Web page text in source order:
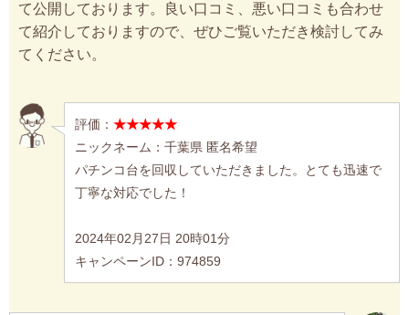
て公開しております。良い口コミ、悪い口コミも合わせ
て紹介しておりますので、ぜひご覧いただき検討してみ
てください。
評価： ★★★★★
ニックネーム：千葉県 匿名希望
パチンコ台を回収していただきました。とても迅速で
丁寧な対応でした！
2024年02月27日 20時01分
キャンペーンID：974859